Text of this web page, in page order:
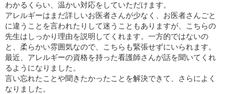
わかるくらい、温かい対応をしていただけます。
アレルギーはまだ詳しいお医者さんが少なく、お医者さんごと
に違うことを言われたりして迷うこともありますが、こちらの
先生はしっかり理由を説明してくれます。一方的ではないの
と、柔らかい雰囲気なので、こちらも緊張せずにいられます。
最近、アレルギーの資格を持った看護師さんが話を聞いてくれ
るようになりました。
言い忘れたことや聞きたかったことを解決できて、さらによく
なりました。